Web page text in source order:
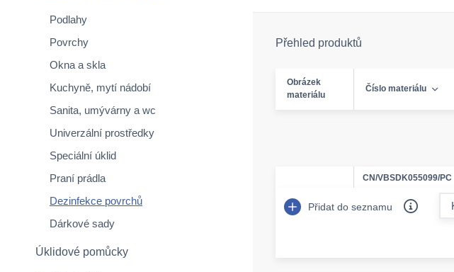
Podlahy
Povrchy
Okna a skla
Kuchyně, mytí nádobí
Sanita, umývárny a wc
Univerzální prostředky
Speciální úklid
Praní prádla
Dezinfekce povrchů
Dárkové sady
Úklidové pomůcky
Přehled produktů
Obrázek
materiálu
Číslo materiálu
CN/VBSDK055099/PC
Přidat do seznamu